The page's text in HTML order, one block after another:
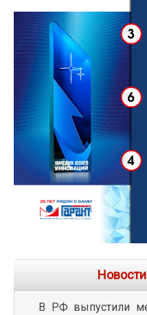
В РФ выпустили